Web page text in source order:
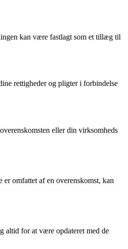
kan være fastlagt som et tillæg til
rettigheder og pligter i forbindelse
eller din virksomheds
omfattet af en overenskomst, kan
altid for at være opdateret med de